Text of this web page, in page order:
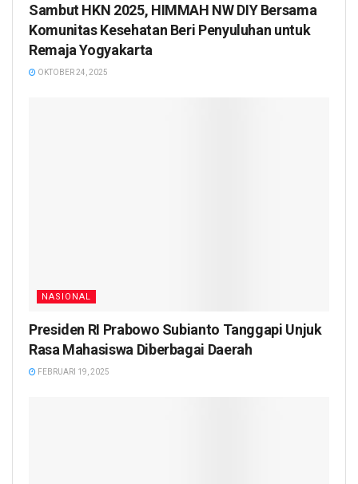
Sambut HKN 2025, HIMMAH NW DIY Bersama
Komunitas Kesehatan Beri Penyuluhan untuk
Remaja Yogyakarta
OKTOBER 24, 2025
NASIONAL
Presiden RI Prabowo Subianto Tanggapi Unjuk
Rasa Mahasiswa Diberbagai Daerah
FEBRUARI 19, 2025